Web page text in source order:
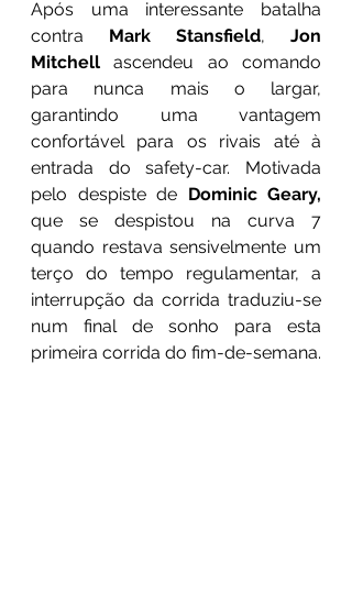
Após uma interessante batalha
contra Mark Stansfield, Jon
Mitchell ascendeu ao comando
para nunca mais o largar,
garantindo uma vantagem
confortável para os rivais até à
entrada do safety-car. Motivada
pelo despiste de
que se despistou na curva 7
quando restava sensivelmente um
terço do tempo regulamentar, a
interrupção da corrida traduziu-se
num final de sonho para esta